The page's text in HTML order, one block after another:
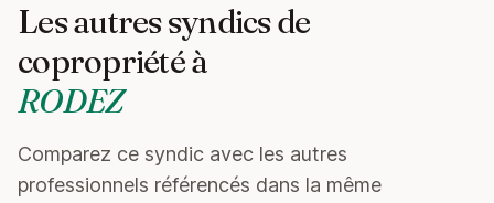
Les autres syndics de
copropriété à
RODEZ
Comparez ce syndic avec les autres
professionnels référencés dans la même